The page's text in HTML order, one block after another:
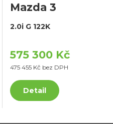
Mazda 3
2.0i G 122K
575 300 Kč
475 455 Kč bez DPH
Detail